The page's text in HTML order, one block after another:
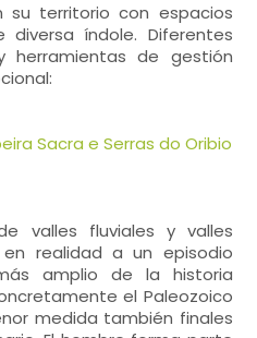
su territorio con espacios
índole. Diferentes
herramientas de gestión
Sacra e Serras do Oribio
valles fluviales y valles
en realidad a un episodio
amplio de la historia
el Paleozoico
medida también finales